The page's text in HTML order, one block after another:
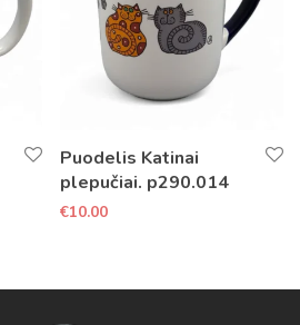
Puodelis Katinai
plepučiai. p290.014
€10.00